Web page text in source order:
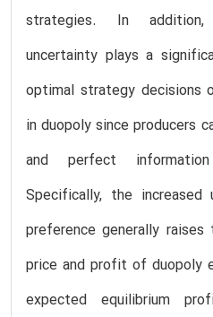
strategies. In addition,
uncertainty plays a
optimal strategy decisions
in duopoly since producers
and perfect
Specifically, the increased
preference generally
price and profit of duopoly
expected equilibrium